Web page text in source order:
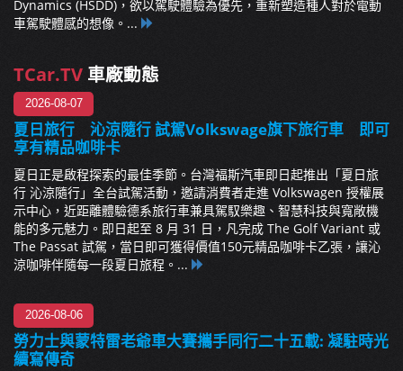
Dynamics (HSDD)，欲以駕駛體驗為優先，重新塑造種人對於電動
車駕駛體感的想像。...
TCar.TV 車廠動態
2026-08-07
夏日旅行 沁涼隨行 試駕Volkswage旗下旅行車 即可
享有精品咖啡卡
夏日正是啟程探索的最佳季節。台灣福斯汽車即日起推出「夏日旅
行 沁涼隨行」全台試駕活動，邀請消費者走進 Volkswagen 授權展
示中心，近距離體驗德系旅行車兼具駕馭樂趣、智慧科技與寬敞機
能的多元魅力。即日起至 8 月 31 日，凡完成 The Golf Variant 或
The Passat 試駕，當日即可獲得價值150元精品咖啡卡乙張，讓沁
涼咖啡伴隨每一段夏日旅程。...
2026-08-06
勞力士與蒙特雷老爺車大賽攜手同行二十五載: 凝駐時光
續寫傳奇